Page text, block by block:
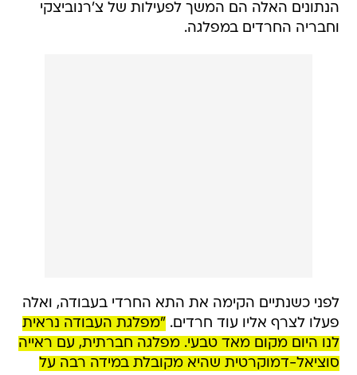
הנתונים האלה הם המשך לפעילות של צ'רנוביצקי
וחבריה החרדים במפלגה.
לפני כשנתיים הקימה את התא החרדי בעבודה, ואלה
פעלו לצרף אליו עוד חרדים. "מפלגת העבודה נראית
לנו היום מקום מאד טבעי. מפלגה חברתית, עם ראייה
סוציאל-דמוקרטית שהיא מקובלת במידה רבה על